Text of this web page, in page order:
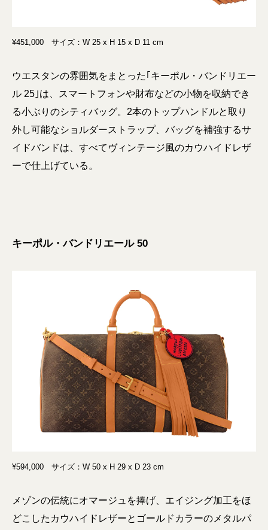
¥451,000 サイズ：W 25 x H 15 x D 11 cm
ウエスタンの雰囲気をまとった｢キーポル・バンドリエー
ル 25｣は、スマートフォンや財布などの小物を収納でき
る小ぶりのシティバッグ。2本のトップハンドルと取り
外し可能なショルダーストラップ、バッグを補強するサ
イドバンドは、すべてヴィンテージ風のカウハイドレザ
ーで仕上げている。
キーポル・バンドリエール 50
¥594,000 サイズ：W 50 x H 29 x D 23 cm
メゾンの伝統にオマージュを捧げ、エイジング加工をほ
どこしたカウハイドレザーとゴールドカラーのメタルパ